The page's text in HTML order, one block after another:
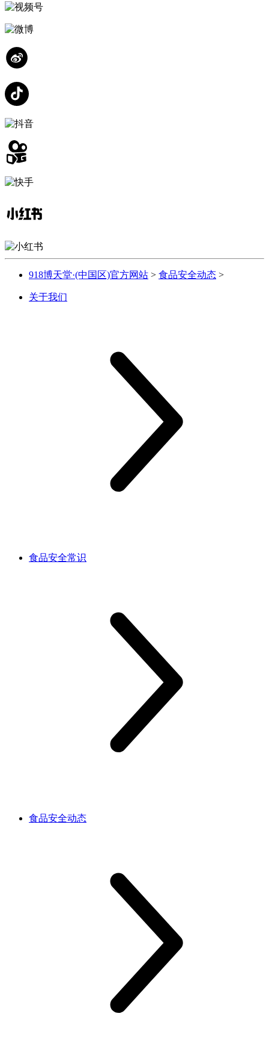
918博天堂·(中国区)官方网站 > 食品安全动态 >
关于我们
食品安全常识
食品安全动态